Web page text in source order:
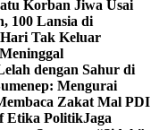
Korban Jiwa Usai
100 Lansia di
Tak Keluar
dengan Sahur di
Mengurai
Zakat Mal PDI
Etika PolitikJaga